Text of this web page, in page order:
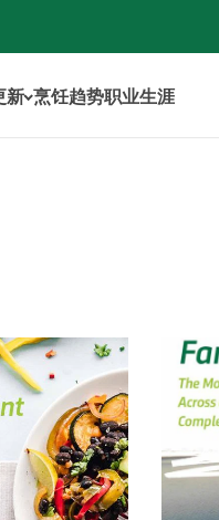
新 烹饪趋势职业生涯